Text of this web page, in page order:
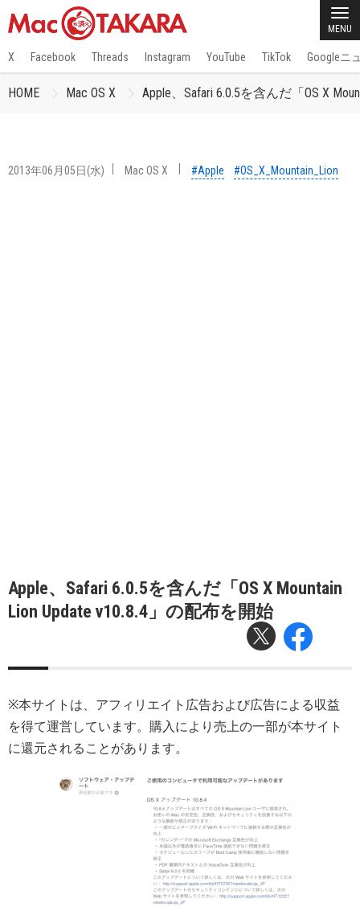
MENU
X Facebook Threads Instagram YouTube TikTok Googleニ
HOME Mac OS X Apple、Safari 6.0.5を含んだ「OS X
2013年06月05日(水) Mac OS X #Apple #OS_X_Mountain_Lion
Apple、Safari 6.0.5を含んだ「OS X Mountain
Lion Update v10.8.4」の配布を開始
※本サイトは、アフィリエイト広告および広告による収益
を得て運営しています。購入により売上の一部が本サイト
に還元されることがあります。